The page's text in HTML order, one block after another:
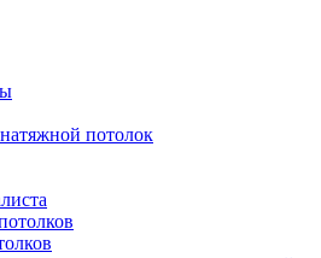
потолок